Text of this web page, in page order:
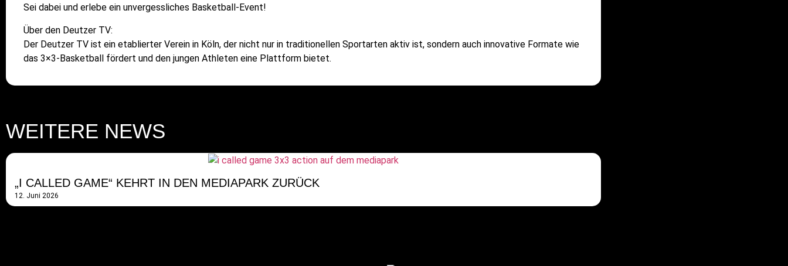
Sei dabei und erlebe ein unvergessliches Basketball-Event!
Über den Deutzer TV:
Der Deutzer TV ist ein etablierter Verein in Köln, der nicht nur in traditionellen Sportarten aktiv ist, sondern auch innovative Formate wie
das 3×3-Basketball fördert und den jungen Athleten eine Plattform bietet.
WEITERE NEWS
„I CALLED GAME“ KEHRT IN DEN MEDIAPARK ZURÜCK
12. Juni 2026